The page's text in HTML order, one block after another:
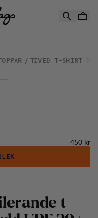
TIVED T-SHIRT M
Pris:
450 kr
lerande t-